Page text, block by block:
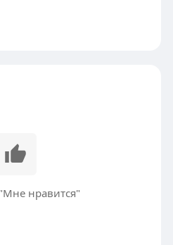
нравится"